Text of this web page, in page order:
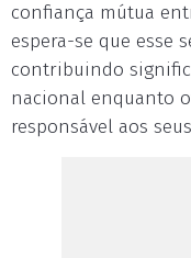
confiança mútua
espera-se que esse
contribuindo
nacional enquanto
responsável aos